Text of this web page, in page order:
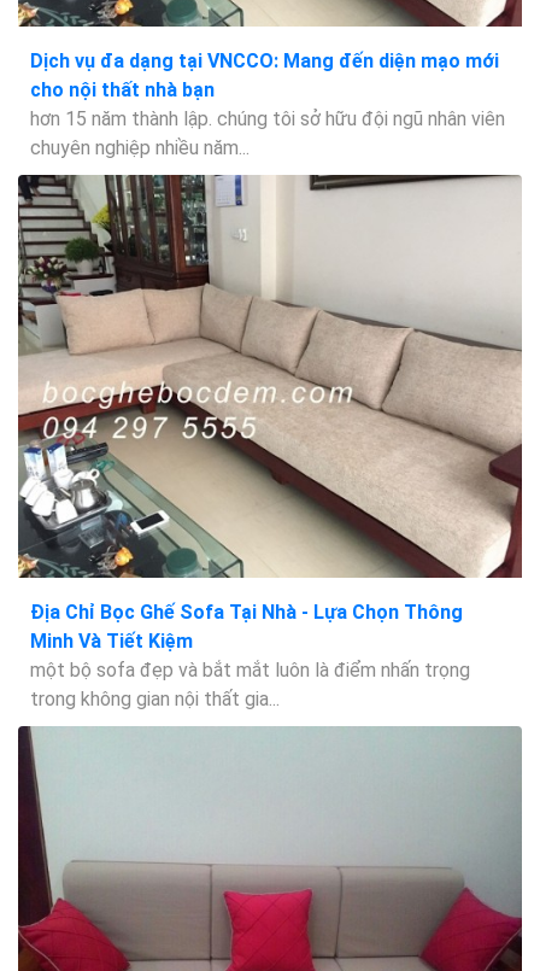
Dịch vụ đa dạng tại VNCCO: Mang đến diện mạo mới
cho nội thất nhà bạn
hơn 15 năm thành lập. chúng tôi sở hữu đội ngũ nhân viên
chuyên nghiệp nhiều năm...
Địa Chỉ Bọc Ghế Sofa Tại Nhà - Lựa Chọn Thông
Minh Và Tiết Kiệm
một bộ sofa đẹp và bắt mắt luôn là điểm nhấn trọng
trong không gian nội thất gia...